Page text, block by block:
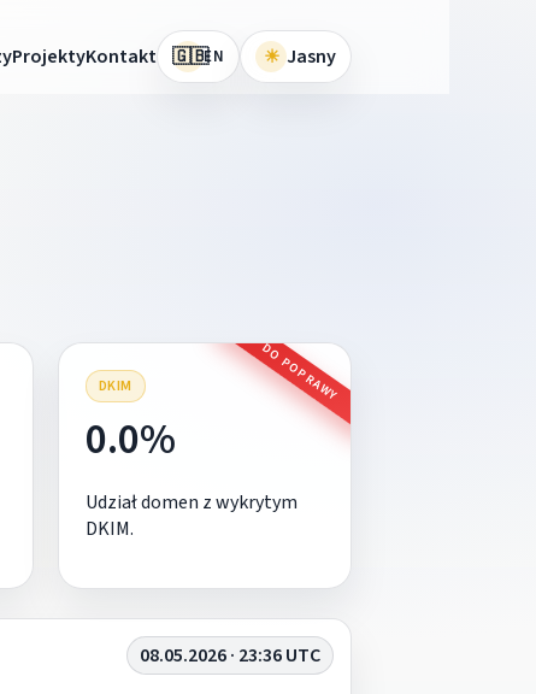
ProjektyKontakt 🇬🇧EN ☀ Jasny
DKIM DO POPRAWY
0.0%
Udział domen z wykrytym
DKIM.
08.05.2026 · 23:36 UTC